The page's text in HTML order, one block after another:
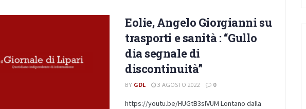
Eolie, Angelo Giorgianni su
trasporti e sanità : “Gullo
dia segnale di
discontinuità”
BY GDL 3 AGOSTO 2022 0
https://youtu.be/HUGtB3slVUM Lontano dalla